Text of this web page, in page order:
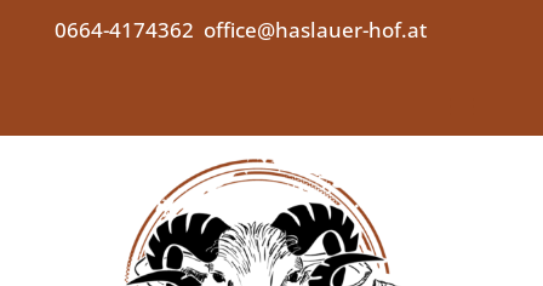
0664-4174362 office@haslauer-hof.at